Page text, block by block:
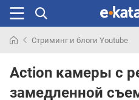
раньше
Стриминг и блоги Youtube
Action камеры с
замедленной